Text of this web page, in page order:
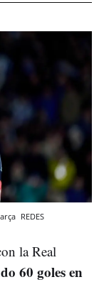
REDES
la Real
60 goles en